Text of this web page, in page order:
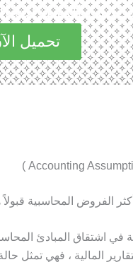
المميزات
تحميل
الفروض المحاسبية
في اشتقاق المبادئ
المالية ، فهي تمثل